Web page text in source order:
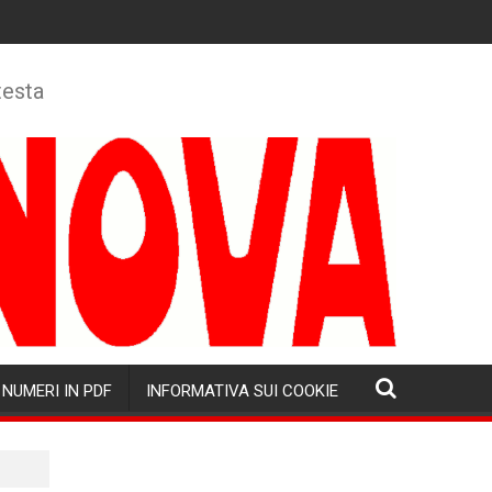
NUMERI IN PDF INFORMATIVA SUI COOKIE